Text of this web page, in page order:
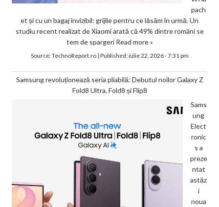
pach
et și cu un bagaj invizibil: grijile pentru ce lăsăm în urmă. Un
studiu recent realizat de Xiaomi arată că 49% dintre români se
tem de spargeri Read more »
Source:TechnoReport.ro| Published:iulie 22, 2026 - 7:31 pm
Samsung revoluționează seria pliabilă: Debutul noilor Galaxy Z
Fold8 Ultra, Fold8 și Flip8
Sams
ung
Elect
ronic
s a
preze
ntat
astăz
i
noua